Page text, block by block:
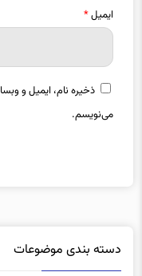
ذخیره نام، ایمیل و
می‌نویسم.
آذربایجان شرقی